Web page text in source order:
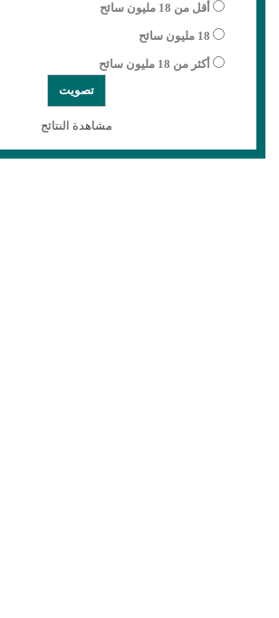
أقل من 18 مليون سائح
18 مليون سائح
أكثر من 18 مليون سائح
مشاهدة النتائج